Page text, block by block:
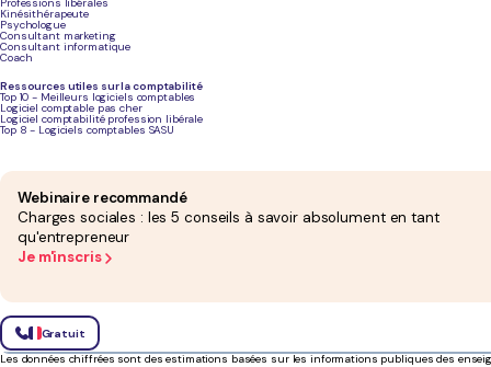
Professions libérales
Kinésithérapeute
Psychologue
Consultant marketing
Consultant informatique
Coach
Ressources utiles sur la comptabilité
Top 10 - Meilleurs logiciels comptables
Logiciel comptable pas cher
Logiciel comptabilité profession libérale
Top 8 - Logiciels comptables SASU
Webinaire recommandé
Charges sociales : les 5 conseils à savoir absolument en tant
qu'entrepreneur
Je m'inscris
Gratuit
Enseigne
4Padel 30+ / 20+
Padel Shot 15+ / 10+
Casa Padel 3+ / 5+
All In Padel
Esprit Padel
Les données chiffrées sont des estimations basées sur les informations publiques des